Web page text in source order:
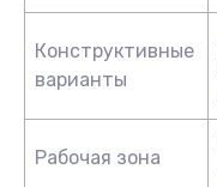
Конструктивные
варианты
Рабочая зона